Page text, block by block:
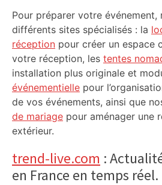
Pour préparer votre événement,
différents sites spécialisés : la
réception pour créer un espace
votre réception, les tentes
installation plus originale et
événementielle pour
de vos événements, ainsi que
de mariage pour aménager une
extérieur.
trend-live.com :
en France en temps réel.